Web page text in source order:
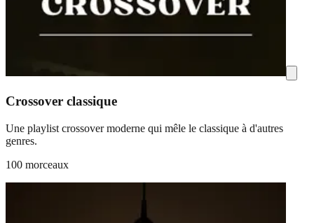
Crossover classique
Une playlist crossover moderne qui mêle le classique à d'autres
genres.
100 morceaux